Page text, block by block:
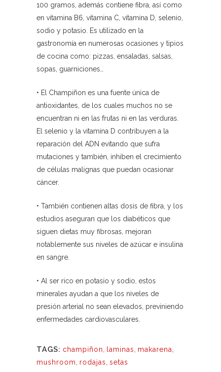
100 gramos, además contiene fibra, así como
en vitamina B6, vitamina C, vitamina D, selenio,
sodio y potasio. Es utilizado en la
gastronomía en numerosas ocasiones y tipios
de cocina como: pizzas, ensaladas, salsas,
sopas, guarniciones…
• El Champiñon es una fuente única de
antioxidantes, de los cuales muchos no se
encuentran ni en las frutas ni en las verduras.
El selenio y la vitamina D contribuyen a la
reparación del ADN evitando que sufra
mutaciones y también, inhiben el crecimiento
de células malignas que puedan ocasionar
cáncer.
• También contienen altas dosis de fibra, y los
estudios aseguran que los diabéticos que
siguen dietas muy fibrosas, mejoran
notablemente sus niveles de azúcar e insulina
en sangre.
• Al ser rico en potasio y sodio, estos
minerales ayudan a que los niveles de
presión arterial no sean elevados, previniendo
enfermedades cardiovasculares.
TAGS: champiñon laminas makarena
mushroom
rodajas setas